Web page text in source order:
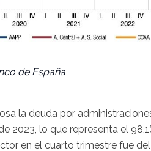
de España
la deuda por
2023, lo que representa el
en el cuarto trimestre fue del